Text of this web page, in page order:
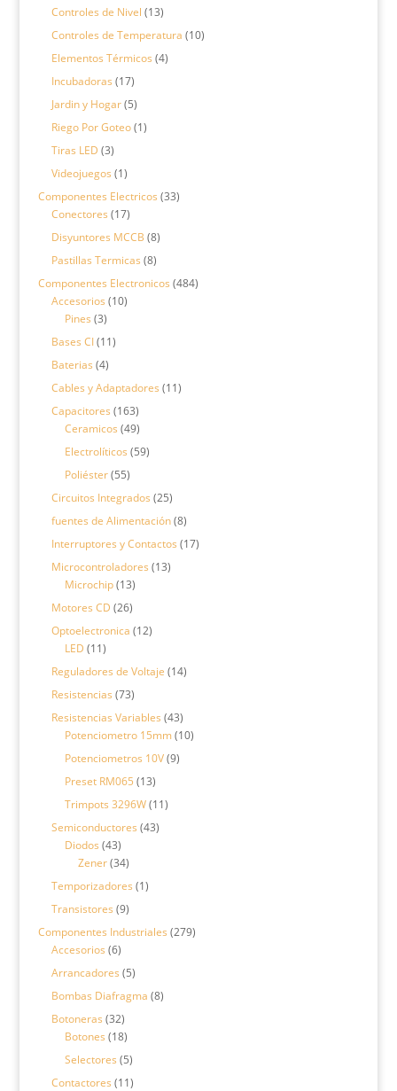
productos
Controles de Nivel 1313
productos
Controles de Temperatura 1010
Elementos Térmicos 44
Incubadoras 1717
productos
Jardin y Hogar 55
productos
Riego Por Goteo 11
Tiras LED 33
productos
Videojuegos 11
producto
Componentes Electricos 3333
Conectores 1717
productos
Disyuntores MCCB 88
productos
Pastillas Termicas 88
productos
Componentes Electronicos 484484
Accesorios 1010
Pines 33
productos
Bases CI 1111
Baterias 44
productos
Cables y Adaptadores 1111
Capacitores 163163
productos
Ceramicos 4949
productos
Electrolíticos 5959
Poliéster 5555
productos
Circuitos Integrados 2525
productos
fuentes de Alimentación 88
productos
Interruptores y Contactos 1717
Microcontroladores 1313
Microchip 1313
productos
Motores CD 2626
productos
Optoelectronica 1212
LED 1111
productos
Reguladores de Voltaje 1414
Resistencias 7373
productos
Resistencias Variables 4343
productos
Potenciometro 15mm 1010
Potenciometros 10V 99
Preset RM065 1313
productos
Trimpots 3296W 1111
Semiconductores 4343
Diodos 4343
productos
Zener 3434
productos
Temporizadores 11
Transistores 99
productos
Componentes Industriales 279279
Accesorios 66
productos
Arrancadores 55
productos
Bombas Diafragma 88
Botoneras 3232
productos
Botones 1818
productos
Selectores 55
productos
Contactores 1111